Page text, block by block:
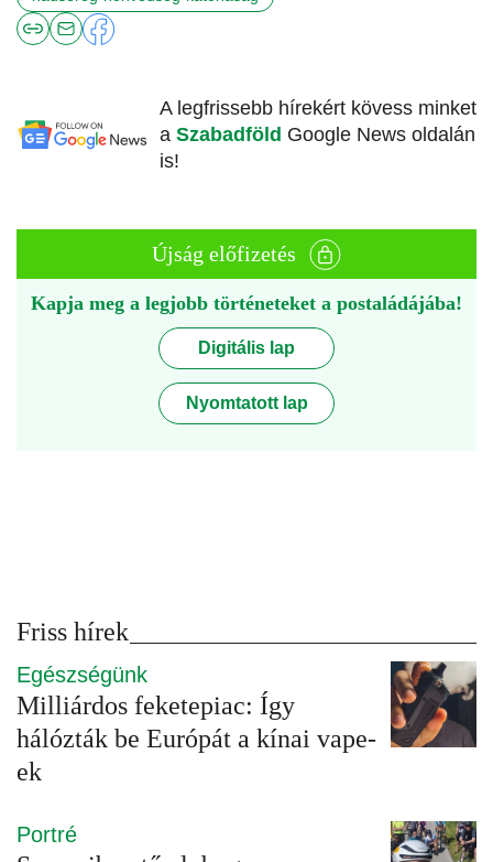
A legfrissebb hírekért kövess minket
a Szabadföld Google News oldalán
is!
Újság előfizetés
Kapja meg a legjobb történeteket a postaládájába!
Digitális lap
Nyomtatott lap
Friss hírek
Egészségünk
Milliárdos feketepiac: Így
hálózták be Európát a kínai vape-
ek
Portré